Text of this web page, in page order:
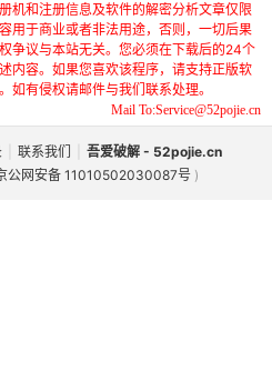
机和注册信息及软件的解密分析文章仅限
用于商业或者非法用途，否则，一切后果
争议与本站无关。您必须在下载后的24个
内容。如果您喜欢该程序，请支持正版软
如有侵权请邮件与我们联系处理。
Mail To:Service@52pojie.cn
联系我们
吾爱破解 - 52pojie.cn
公网安备 11010502030087号 )